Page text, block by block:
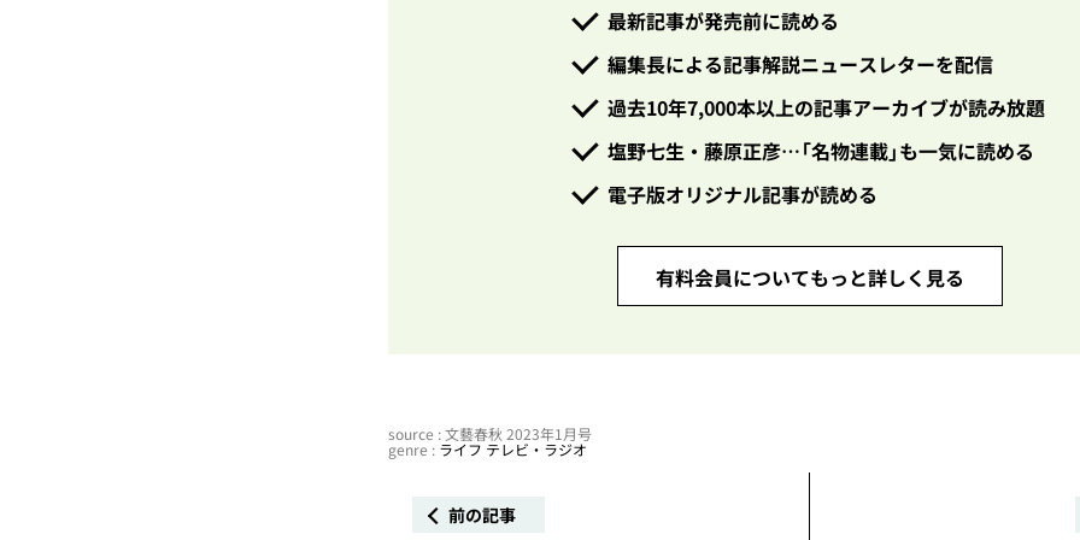
最新記事が発売前に読める
編集長による記事解説ニュースレターを配信
過去10年7,000本以上の記事アーカイブが読み放題
塩野七生・藤原正彦…「名物連載」も一気に読める
電子版オリジナル記事が読める
有料会員についてもっと詳しく見る
source : 文藝春秋 2023年1月号
genre : ライフ テレビ・ラジオ
前の記事